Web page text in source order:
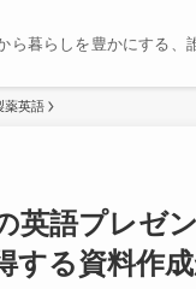
ら暮らしを豊かにする、
薬英語
英語プレゼ
する資料作